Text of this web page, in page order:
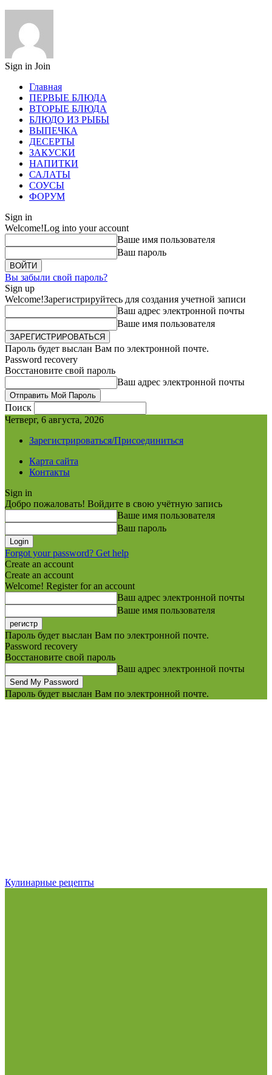
Sign in Join
Главная
ПЕРВЫЕ БЛЮДА
ВТОРЫЕ БЛЮДА
БЛЮДО ИЗ РЫБЫ
ВЫПЕЧКА
ДЕСЕРТЫ
ЗАКУСКИ
НАПИТКИ
САЛАТЫ
СОУСЫ
ФОРУМ
Sign in
Welcome!Log into your account
Ваше имя пользователя
Ваш пароль
Вы забыли свой пароль?
Sign up
Welcome!Зарегистрируйтесь для создания учетной записи
Ваш адрес электронной почты
Ваше имя пользователя
Пароль будет выслан Вам по электронной почте.
Password recovery
Восстановите свой пароль
Ваш адрес электронной почты
Поиск
Четверг, 6 августа, 2026
Зарегистрироваться/Присоединиться
Карта сайта
Контакты
Sign in
Добро пожаловать! Войдите в свою учётную запись
Ваше имя пользователя
Ваш пароль
Forgot your password? Get help
Create an account
Create an account
Welcome! Register for an account
Ваш адрес электронной почты
Ваше имя пользователя
Пароль будет выслан Вам по электронной почте.
Password recovery
Восстановите свой пароль
Ваш адрес электронной почты
Пароль будет выслан Вам по электронной почте.
Кулинарные рецепты